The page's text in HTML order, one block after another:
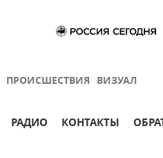
ПРОИСШЕСТВИЯ ВИЗУАЛ
РАДИО КОНТАКТЫ